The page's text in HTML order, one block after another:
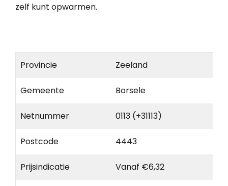
zelf kunt opwarmen.
Provincie Zeeland
Gemeente Borsele
Netnummer 0113 (+31113)
Postcode 4443
Prijsindicatie Vanaf €6,32